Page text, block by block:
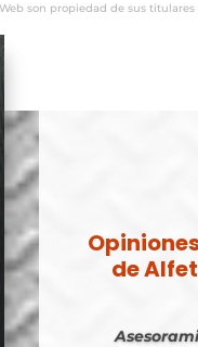
son propiedad de sus
de